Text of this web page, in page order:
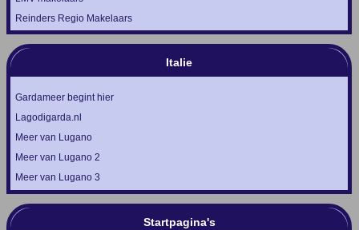
Reinders Regio Makelaars
Italie
Gardameer begint hier
Lagodigarda.nl
Meer van Lugano
Meer van Lugano 2
Meer van Lugano 3
Startpagina's